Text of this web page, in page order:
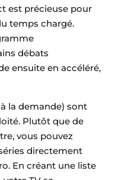
est précieuse pour
temps chargé.
débats
ensuite en accéléré,
la demande) sont
Plutôt que de
vous pouvez
directement
En créant une liste